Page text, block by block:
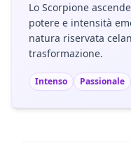
Lo Scorpione
potere e intensità
natura riservata
trasformazione.
Intenso Passionale